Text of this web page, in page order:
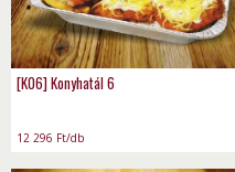
[K06] Konyhatál 6
12 296 Ft/db